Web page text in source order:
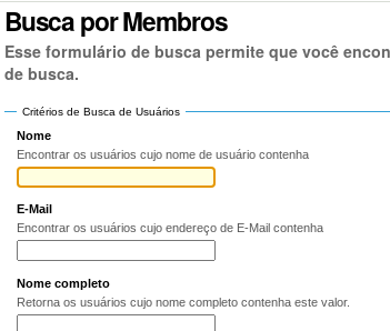
Busca por Membros
Esse formulário de busca permite que você
de busca.
Critérios de Busca de Usuários
Nome
Encontrar os usuários cujo nome de usuário contenha
E-Mail
Encontrar os usuários cujo endereço de E-Mail contenha
Nome completo
Retorna os usuários cujo nome completo contenha este valor.